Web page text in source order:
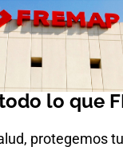
lo que
protegemos